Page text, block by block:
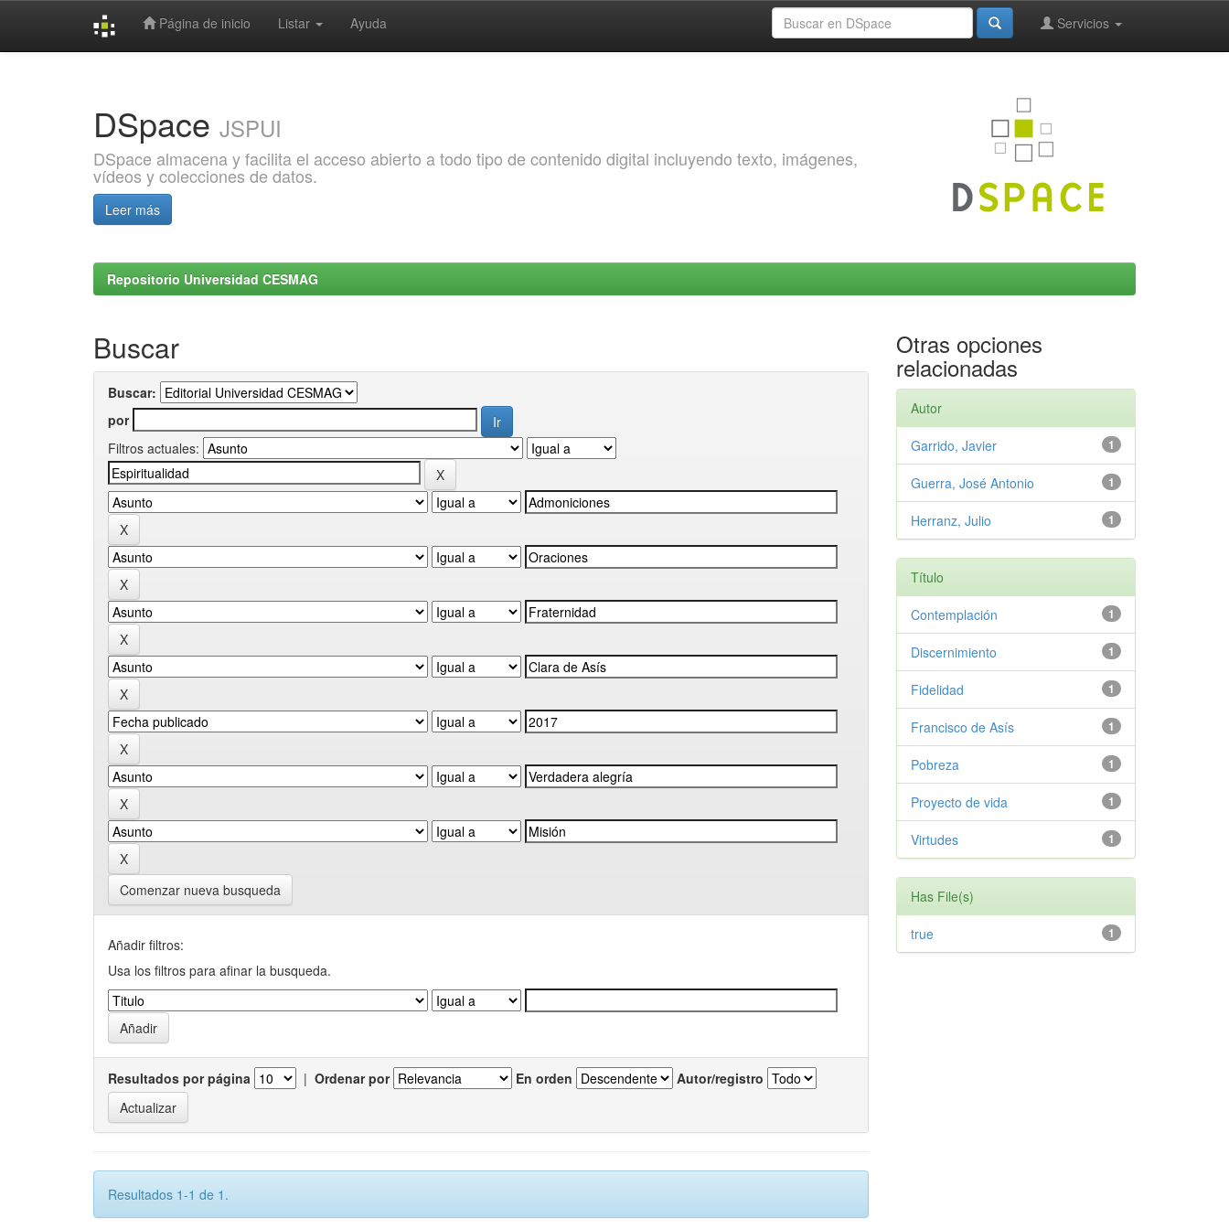
Página de inicio Listar Ayuda Servicios
DSpace JSPUI
DSpace almacena y facilita el acceso abierto a todo tipo de contenido digital incluyendo texto, imágenes,
vídeos y colecciones de datos.
Leer más
Repositorio Universidad CESMAG
Buscar
Buscar:
por
Filtros actuales:
Comenzar nueva busqueda
Añadir filtros:
Usa los filtros para afinar la busqueda.
Resultados por página | Ordenar por En orden Autor/registro
Resultados 1-1 de 1.
Otras opciones
relacionadas
Autor
1
Garrido, Javier
1
Guerra, José Antonio
1
Herranz, Julio
Título
1
Contemplación
1
Discernimiento
1
Fidelidad
1
Francisco de Asís
1
Pobreza
1
Proyecto de vida
1
Virtudes
Has File(s)
1
true